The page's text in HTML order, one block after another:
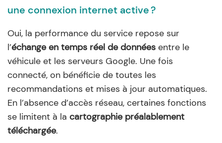
une connexion internet active ?
Oui, la performance du service repose sur
l’échange en temps réel de données entre le
véhicule et les serveurs Google. Une fois
connecté, on bénéficie de toutes les
recommandations et mises à jour automatiques.
En l’absence d’accès réseau, certaines fonctions
se limitent à la cartographie préalablement
téléchargée.